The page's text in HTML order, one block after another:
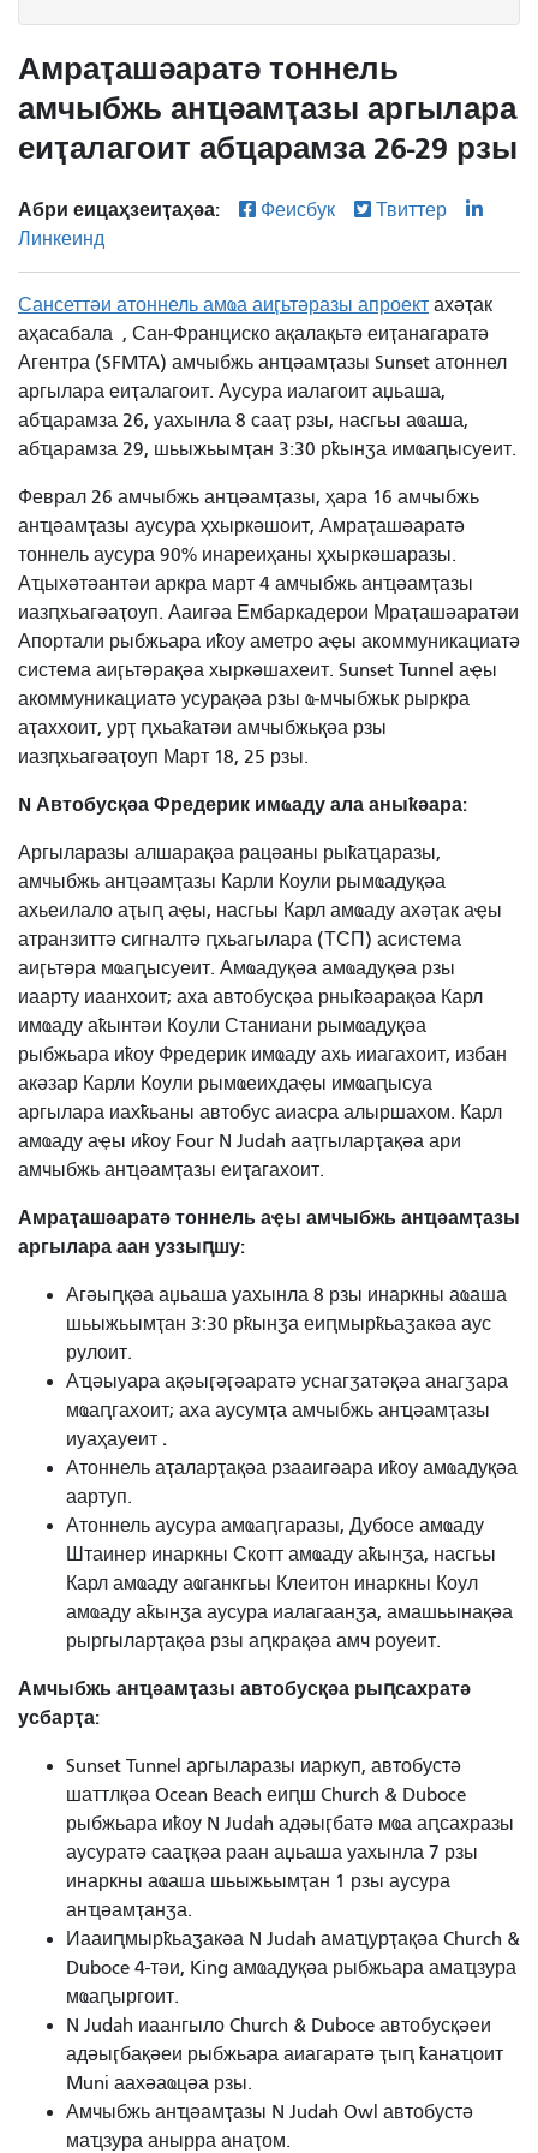
Амраҭашәаратә тоннель
амчыбжь анҵәамҭазы аргылара
еиҭалагоит абҵарамза 26-29 рзы
Абри еицаҳзеиҭаҳәа: Феисбук
Твиттер
Линкеинд
Сансеттәи атоннель амҩа аиӷьтәразы апроект ахәҭак
аҳасабала , Сан-Франциско ақалақьтә еиҭанагаратә
Агентра (SFMTA) амчыбжь анҵәамҭазы Sunset атоннел
аргылара еиҭалагоит. Аусура иалагоит аџьаша,
абҵарамза 26, уахынла 8 сааҭ рзы, насгьы аҩаша,
абҵарамза 29, шьыжьымҭан 3:30 рҟынӡа имҩаԥысуеит.
Феврал 26 амчыбжь анҵәамҭазы, ҳара 16 амчыбжь
анҵәамҭазы аусура ҳхыркәшоит, Амраҭашәаратә
тоннель аусура 90% инареиҳаны ҳхыркәшаразы.
Аҵыхәтәантәи аркра март 4 амчыбжь анҵәамҭазы
иазԥхьагәаҭоуп. Ааигәа Ембаркадерои Мраҭашәаратәи
Апортали рыбжьара иҟоу аметро аҿы акоммуникациатә
система аиӷьтәрақәа хыркәшахеит. Sunset Tunnel аҿы
акоммуникациатә усурақәа рзы ҩ-мчыбжьк рыркра
аҭаххоит, урҭ ԥхьаҟатәи амчыбжьқәа рзы
иазԥхьагәаҭоуп Март 18, 25 рзы.
N Автобусқәа Фредерик имҩаду ала аныҟәара:
Аргыларазы алшарақәа рацәаны рыҟаҵаразы,
амчыбжь анҵәамҭазы Карли Коули рымҩадуқәа
ахьеилало аҭыԥ аҿы, насгьы Карл амҩаду ахәҭак аҿы
атранзиттә сигналтә ԥхьагылара (ТСП) асистема
аиӷьтәра мҩаԥысуеит. Амҩадуқәа амҩадуқәа рзы
иаарту иаанхоит; аха автобусқәа рныҟәарақәа Карл
имҩаду аҟынтәи Коули Станиани рымҩадуқәа
рыбжьара иҟоу Фредерик имҩаду ахь ииагахоит, избан
акәзар Карли Коули рымҩеихдаҿы имҩаԥысуа
аргылара иахҟьаны автобус аиасра алыршахом. Карл
амҩаду аҿы иҟоу Four N Judah ааҭгыларҭақәа ари
амчыбжь анҵәамҭазы еиҭагахоит.
Амраҭашәаратә тоннель аҿы амчыбжь анҵәамҭазы
аргылара аан уззыԥшу:
Агәыԥқәа аџьаша уахынла 8 рзы инаркны аҩаша
шьыжьымҭан 3:30 рҟынӡа еиԥмырҟьаӡакәа аус
рулоит.
Аҵәыуара ақәыӷәӷәаратә уснагӡатәқәа анагӡара
мҩаԥгахоит; аха аусумҭа амчыбжь анҵәамҭазы
иуаҳауеит .
Атоннель аҭаларҭақәа рзааигәара иҟоу амҩадуқәа
аартуп.
Атоннель аусура амҩаԥгаразы, Дубосе амҩаду
Штаинер инаркны Скотт амҩаду аҟынӡа, насгьы
Карл амҩаду аҩганкгьы Клеитон инаркны Коул
амҩаду аҟынӡа аусура иалагаанӡа, амашьынақәа
рыргыларҭақәа рзы аԥкрақәа амч роуеит.
Амчыбжь анҵәамҭазы автобусқәа рыԥсахратә
усбарҭа:
Sunset Tunnel аргыларазы иаркуп, автобустә
шаттлқәа Ocean Beach еиԥш Church & Duboce
рыбжьара иҟоу N Judah адәыӷбатә мҩа аԥсахразы
аусуратә сааҭқәа раан аџьаша уахынла 7 рзы
инаркны аҩаша шьыжьымҭан 1 рзы аусура
анҵәамҭанӡа.
Иааиԥмырҟьаӡакәа N Judah амаҵурҭақәа Church &
Duboce 4-тәи, King амҩадуқәа рыбжьара амаҵзура
мҩаԥыргоит.
N Judah иаангыло Church & Duboce автобусқәеи
адәыӷбақәеи рыбжьара аиагаратә ҭыԥ ҟанаҵоит
Muni аахәаҩцәа рзы.
Амчыбжь анҵәамҭазы N Judah Owl автобустә
маҵзура анырра анаҭом.